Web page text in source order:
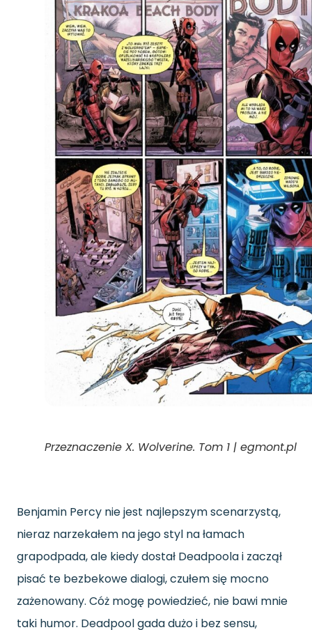
Przeznaczenie X. Wolverine. Tom 1 | egmont.pl
Benjamin Percy nie jest najlepszym scenarzystą,
nieraz narzekałem na jego styl na łamach
grapodpada, ale kiedy dostał Deadpoola i zaczął
pisać te bezbekowe dialogi, czułem się mocno
zażenowany. Cóż mogę powiedzieć, nie bawi mnie
taki humor. Deadpool gada dużo i bez sensu,